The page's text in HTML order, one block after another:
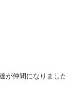
が仲間になりました